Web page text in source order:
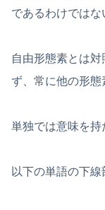
であるわけではな
自由形態素とは
ず、常に他の形態
単独では意味を持
以下の単語の下線